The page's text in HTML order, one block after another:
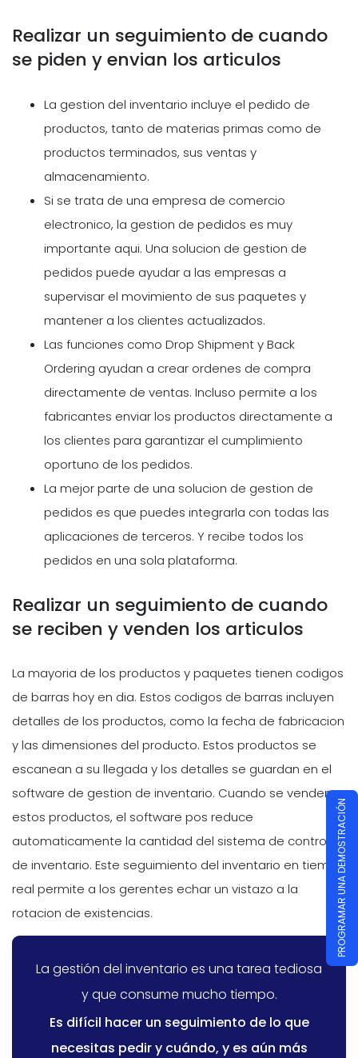
Realizar un seguimiento de cuando
se piden y envian los articulos
La gestion del inventario incluye el pedido de
productos, tanto de materias primas como de
productos terminados, sus ventas y
almacenamiento.
Si se trata de una empresa de comercio
electronico, la gestion de pedidos es muy
importante aqui. Una solucion de gestion de
pedidos puede ayudar a las empresas a
supervisar el movimiento de sus paquetes y
mantener a los clientes actualizados.
Las funciones como Drop Shipment y Back
Ordering ayudan a crear ordenes de compra
directamente de ventas. Incluso permite a los
fabricantes enviar los productos directamente a
los clientes para garantizar el cumplimiento
oportuno de los pedidos.
La mejor parte de una solucion de gestion de
pedidos es que puedes integrarla con todas las
aplicaciones de terceros. Y recibe todos los
pedidos en una sola plataforma.
Realizar un seguimiento de cuando
se reciben y venden los articulos
La mayoria de los productos y paquetes tienen codigos
de barras hoy en dia. Estos codigos de barras incluyen
detalles de los productos, como la fecha de fabricacion
y las dimensiones del producto. Estos productos se
escanean a su llegada y los detalles se guardan en el
software de gestion de inventario. Cuando se venden
estos productos, el software pos reduce
automaticamente la cantidad del sistema de control
de inventario. Este seguimiento del inventario en tiempo
real permite a los gerentes echar un vistazo a la
rotacion de existencias.
La gestión del inventario es una tarea tediosa
y que consume mucho tiempo.
Es difícil hacer un seguimiento de lo que
necesitas pedir y cuándo, y es aún más
PROGRAMAR UNA DEMOSTRACIÓN